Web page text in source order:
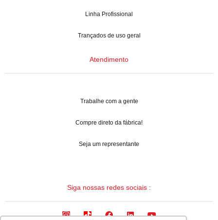
Linha Profissional
Trançados de uso geral
Atendimento
Trabalhe com a gente
Compre direto da fábrica!
Seja um representante
Siga nossas redes sociais :